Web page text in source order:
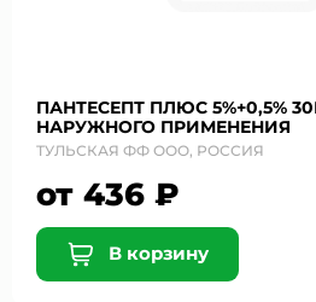
ПАНТЕСЕПТ ПЛЮС 5%+0,5%
НАРУЖНОГО ПРИМЕНЕНИЯ
ТУЛЬСКАЯ ФФ ООО, РОССИЯ
от 436 ₽
В корзину